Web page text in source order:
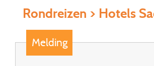
Rondreizen > Hotels
Melding